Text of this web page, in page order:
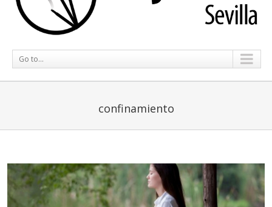
Go to...
confinamiento